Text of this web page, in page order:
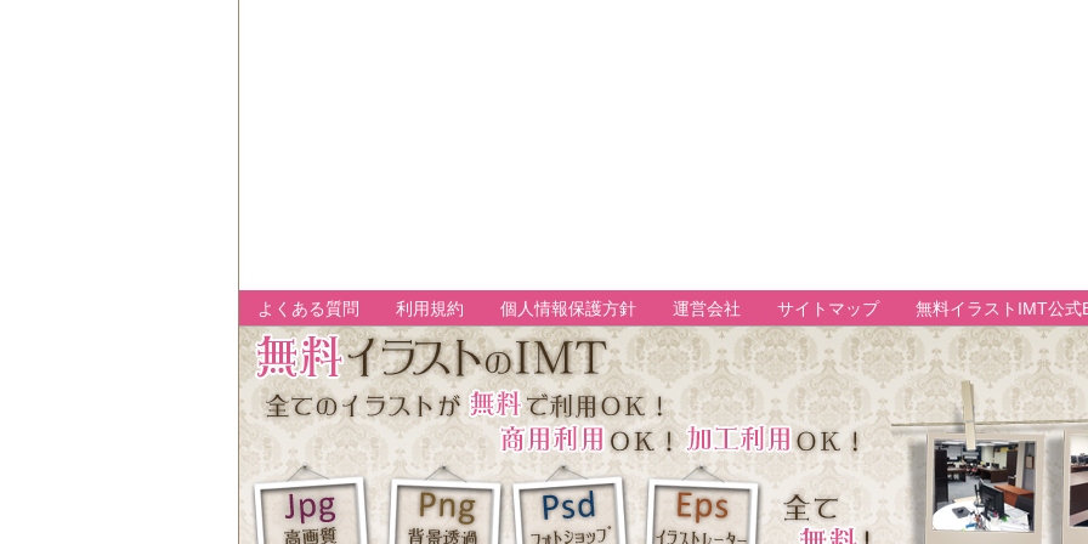
よくある質問 利用規約 個人情報保護方針 運営会社 サイトマップ 無料イラストIMT公式